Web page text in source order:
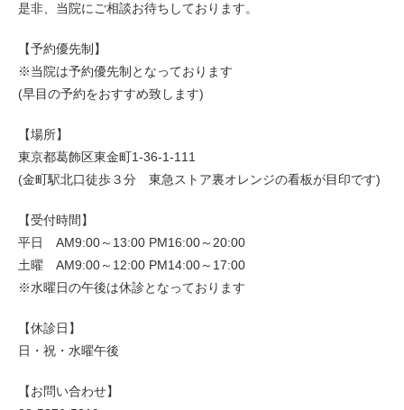
是非、当院にご相談お待ちしております。
【予約優先制】
※当院は予約優先制となっております
(早目の予約をおすすめ致します)
【場所】
東京都葛飾区東金町1-36-1-111
(金町駅北口徒歩３分 東急ストア裏オレンジの看板が目印です)
【受付時間】
平日 AM9:00～13:00 PM16:00～20:00
土曜 AM9:00～12:00 PM14:00～17:00
※水曜日の午後は休診となっております
【休診日】
日・祝・水曜午後
【お問い合わせ】